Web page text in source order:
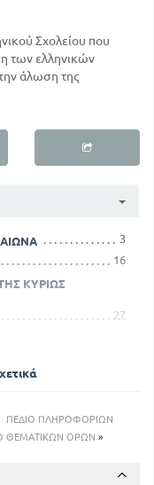
Σχολείου που
των ελληνικών
άλωση της
3
16
ΚΥΡΙΩΣ
27
ΑΥΤΟΥ
ΑΡΧΕΣ ΤΟΥ 8ου
121
ΠΕΔΙΟ ΠΛΗΡΟΦΟΡΙΩΝ
ΘΕΜΑΤΙΚΩΝ ΟΡΩΝ »